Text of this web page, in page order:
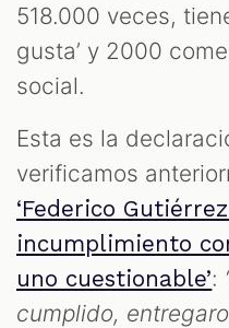
518.000 veces,
gusta’ y 2000
social.
Esta es la
verificamos
‘Federico
incumplimiento
uno cuestionable’:
cumplido,